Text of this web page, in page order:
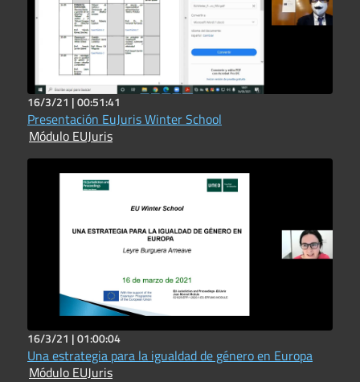
16/3/21 |00:51:41
Presentación EuJuris Winter School
Módulo EUJuris
16/3/21 |01:00:04
Una estrategia para la igualdad de género en Europa
Módulo EUJuris